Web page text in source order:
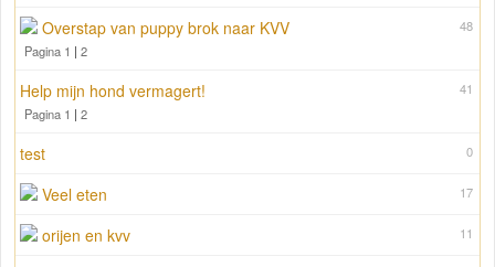
48
Overstap van puppy brok naar KVV
Pagina 1 | 2
41
Help mijn hond vermagert!
Pagina 1 | 2
0
test
17
Veel eten
11
orijen en kvv